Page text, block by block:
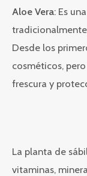
Aloe Vera: Es
Desde los
cosméticos,
frescura y
La planta de
vitaminas,